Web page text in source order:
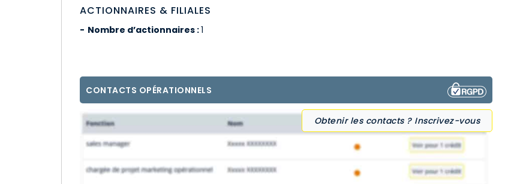
ACTIONNAIRES & FILIALES
Nombre d’actionnaires :1
CONTACTS OPÉRATIONNELS
Obtenir les contacts ? Inscrivez-vous